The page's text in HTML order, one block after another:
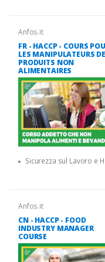
Anfos.it
FR - HACCP - COURS
LES MANIPULATEURS DE
PRODUITS NON
ALIMENTAIRES
Sicurezza sul Lavoro e
Anfos.it
CN - HACCP - FOOD
INDUSTRY MANAGER
COURSE